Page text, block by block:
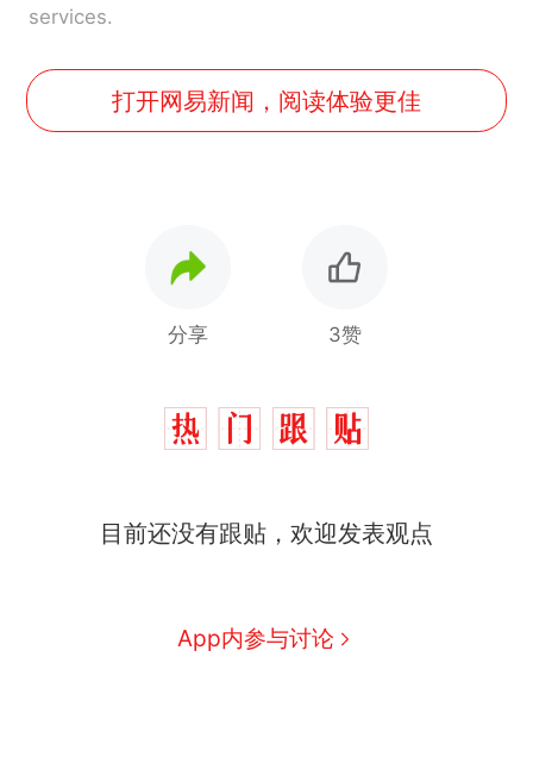
services.
打开网易新闻，阅读体验更佳
分享 3赞
目前还没有跟贴，欢迎发表观点
App内参与讨论